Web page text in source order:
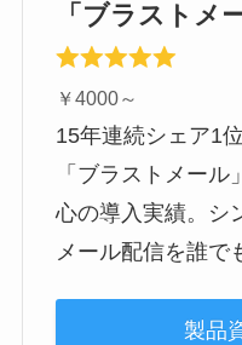
「ブラストメ
￥4000～
15年連続シェア1
「ブラストメー
心の導入実績。シ
メール配信を誰で
製品